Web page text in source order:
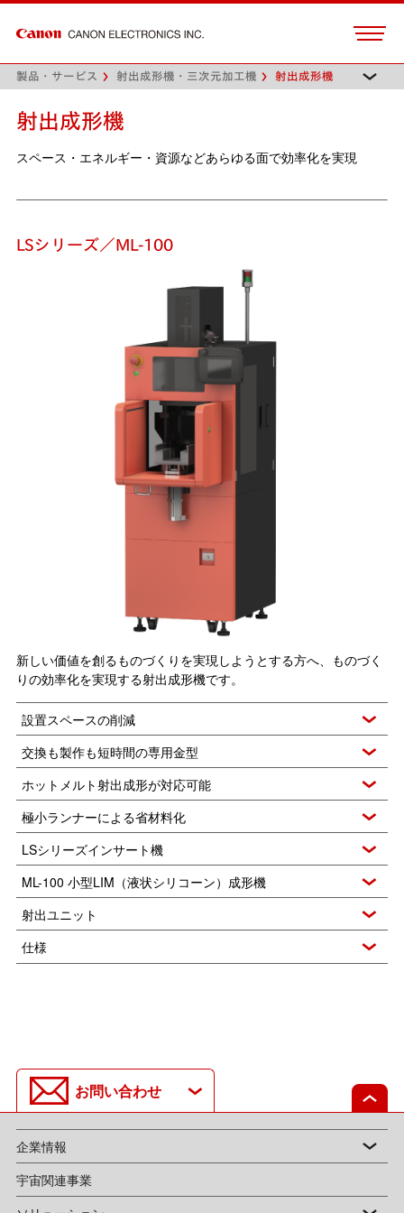
製品・サービス 射出成形機・三次元加工機 射出成形機
射出成形機
スペース・エネルギー・資源などあらゆる面で効率化を実現
LSシリーズ／ML-100
新しい価値を創るものづくりを実現しようとする方へ、ものづく
りの効率化を実現する射出成形機です。
設置スペースの削減
交換も製作も短時間の専用金型
ホットメルト射出成形が対応可能
極小ランナーによる省材料化
LSシリーズインサート機
ML-100 小型LIM（液状シリコーン）成形機
射出ユニット
仕様
お問い合わせ
企業情報
宇宙関連事業